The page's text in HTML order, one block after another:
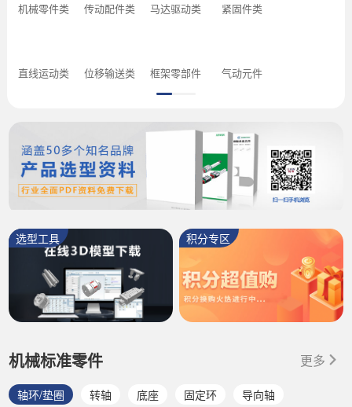
机械零件类 传动配件类 马达驱动类 紧固件类
直线运动类 位移输送类 框架零部件 气动元件
选型工具 积分专区
机械标准零件 更多
轴环/垫圈 转轴 底座 固定环 导向轴